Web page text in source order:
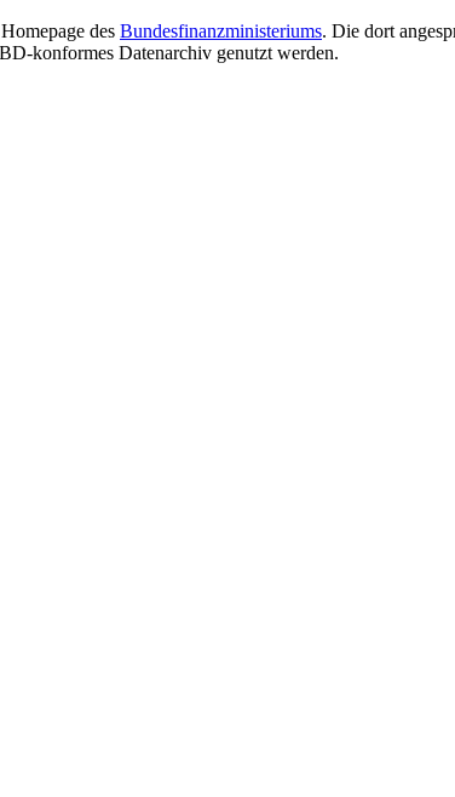
des Bundesfinanzministeriums. Die dort
konformes Datenarchiv genutzt werden.